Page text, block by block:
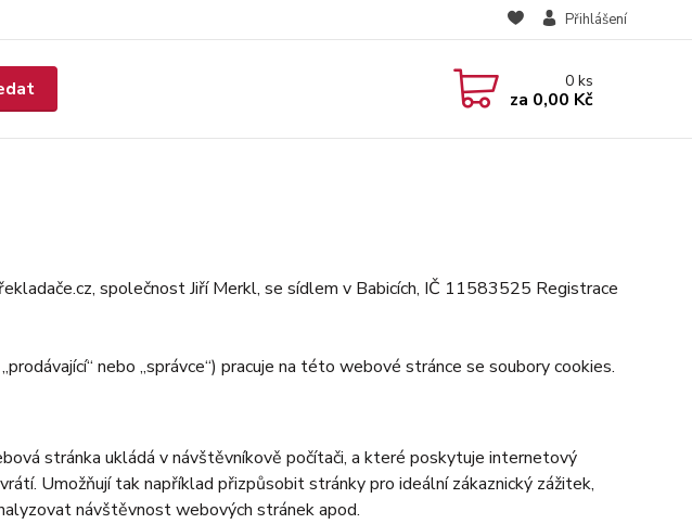
Přihlášení
0ks
za 0,00 Kč
společnost Jiří Merkl, se sídlem v Babicích, IČ 11583525 Registrace
nebo „správce“) pracuje na této webové stránce se soubory cookies.
stránka ukládá v návštěvníkově počítači, a které poskytuje internetový
Umožňují tak například přizpůsobit stránky pro ideální zákaznický zážitek,
návštěvnost webových stránek apod.